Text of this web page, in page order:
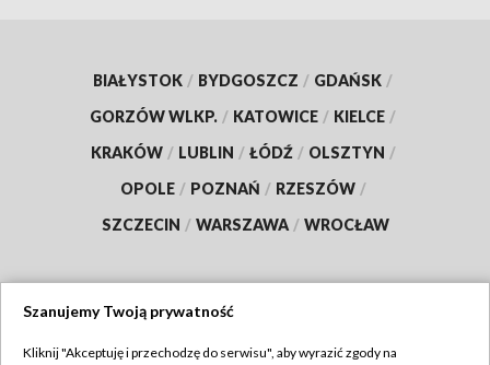
BIAŁYSTOK / BYDGOSZCZ / GDAŃSK /
GORZÓW WLKP. / KATOWICE / KIELCE /
KRAKÓW / LUBLIN / ŁÓDŹ / OLSZTYN /
OPOLE / POZNAŃ / RZESZÓW /
SZCZECIN / WARSZAWA / WROCŁAW
Szanujemy Twoją prywatność
Kliknij "Akceptuję i przechodzę do serwisu", aby wyrazić zgody na